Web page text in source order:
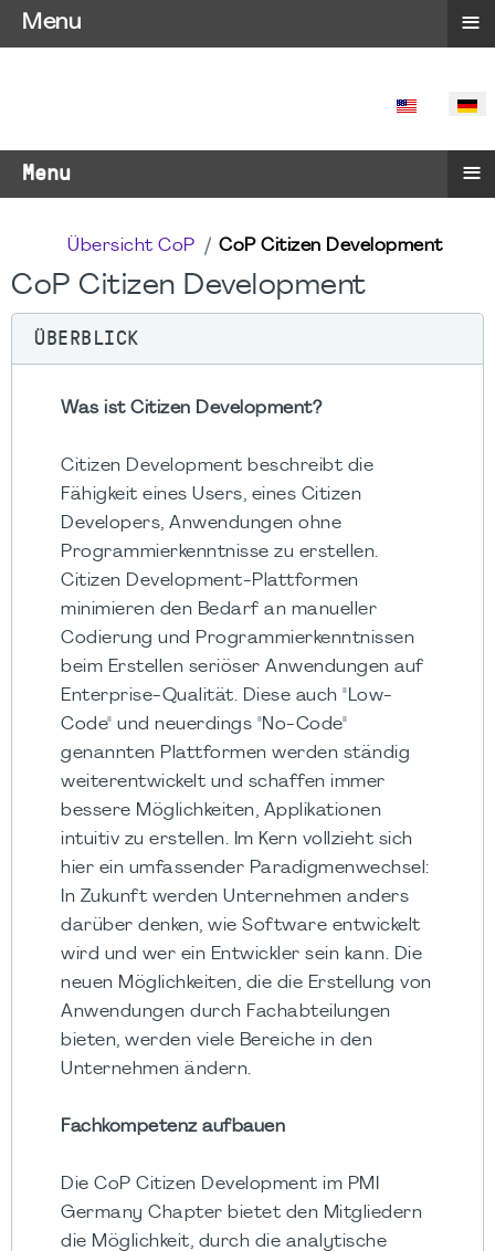
SPRACHE
Menu ≡
Übersicht CoP CoP Citizen Development
CoP Citizen Development
ÜBERBLICK
Was ist Citizen Development?
Citizen Development beschreibt die
Fähigkeit eines Users, eines Citizen
Developers, Anwendungen ohne
Programmierkenntnisse zu erstellen.
Citizen Development-Plattformen
minimieren den Bedarf an manueller
Codierung und Programmierkenntnissen
beim Erstellen seriöser Anwendungen auf
Enterprise-Qualität. Diese auch "Low-
Code" und neuerdings "No-Code"
genannten Plattformen werden ständig
weiterentwickelt und schaffen immer
bessere Möglichkeiten, Applikationen
intuitiv zu erstellen. Im Kern vollzieht sich
hier ein umfassender Paradigmenwechsel:
In Zukunft werden Unternehmen anders
darüber denken, wie Software entwickelt
wird und wer ein Entwickler sein kann. Die
neuen Möglichkeiten, die die Erstellung von
Anwendungen durch Fachabteilungen
bieten, werden viele Bereiche in den
Unternehmen ändern.
Fachkompetenz aufbauen
Die CoP Citizen Development im PMI
Germany Chapter bietet den Mitgliedern
die Möglichkeit, durch die analytische
Menu ≡